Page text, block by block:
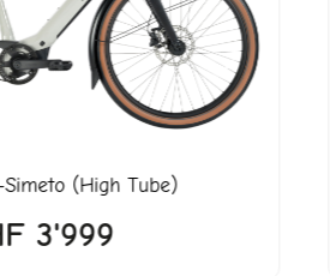
(High Tube)
3'999